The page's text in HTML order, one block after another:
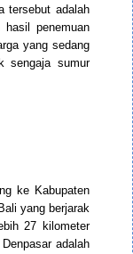
tersebut adalah
penemuan
yang sedang
sengaja sumur
ke Kabupaten
yang berjarak
27 kilometer
adalah